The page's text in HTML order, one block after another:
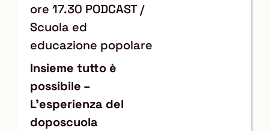
ore 17.30 PODCAST /
Scuola ed
educazione popolare
Insieme tutto è
possibile –
L’esperienza del
doposcuola